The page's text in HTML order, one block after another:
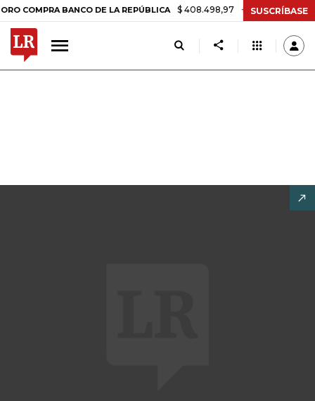
BANCO DE LA REPÚBLICA $ 408.498,97 +$ 8.753,81 +2,19%
SUSCRÍBASE